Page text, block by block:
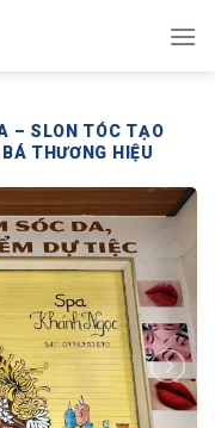
– SLON TÓC TẠO
THƯƠNG HIỆU